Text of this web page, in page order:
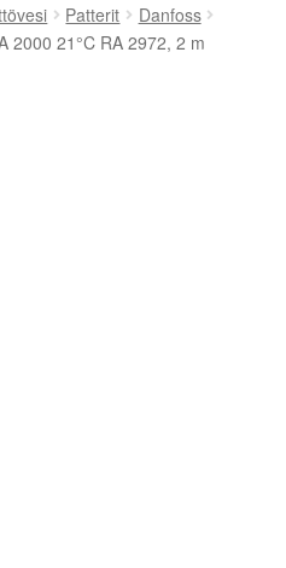
Patterit
Danfoss
2000 21°C RA 2972, 2 m